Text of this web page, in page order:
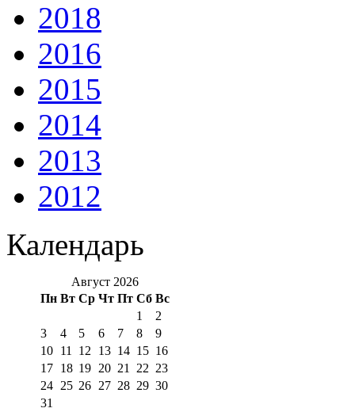
2018
2016
2015
2014
2013
2012
Календарь
Август 2026
Пн Вт Ср Чт Пт Сб Вс
1
2
3
4 5 6 7 8
9
10 11 12 13 14 15 16
17 18 19 20 21 22 23
24 25 26 27 28 29 30
31